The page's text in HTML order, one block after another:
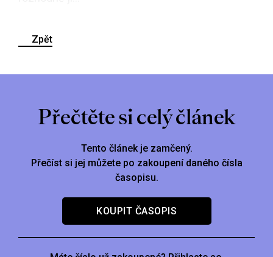
Zpět
Přečtěte si celý článek
Tento článek je zamčený.
Přečíst si jej můžete po zakoupení daného čísla
časopisu.
KOUPIT ČASOPIS